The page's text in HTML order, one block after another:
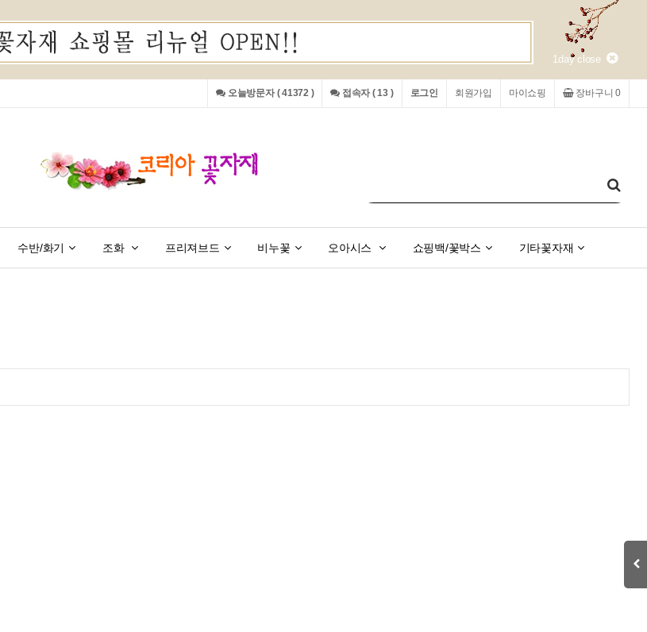
1day close
장바구니 0
마이쇼핑
회원가입
로그인
접속자 ( 13 )
오늘방문자 ( 41372 )
수반/화기 조화 프리져브드 비누꽃 오아시스 쇼핑백/꽃박스 기타꽃자재